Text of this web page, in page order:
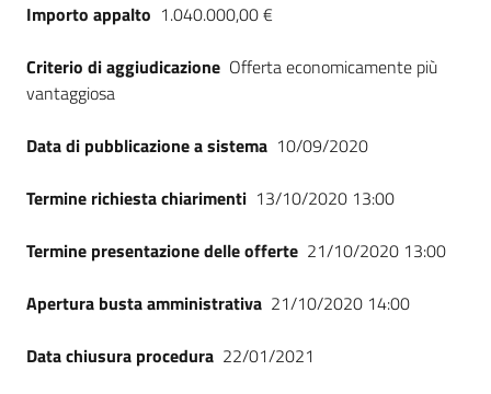
Importo appalto 1.040.000,00 €
Criterio di aggiudicazione Offerta economicamente più
vantaggiosa
Data di pubblicazione a sistema 10/09/2020
Termine richiesta chiarimenti 13/10/2020 13:00
Termine presentazione delle offerte 21/10/2020 13:00
Apertura busta amministrativa 21/10/2020 14:00
Data chiusura procedura 22/01/2021